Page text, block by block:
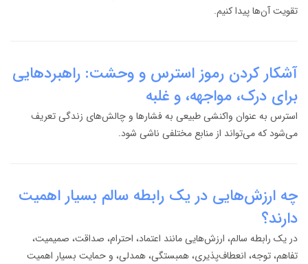
تقویت آن‌ها پیدا کنیم.
آشکار کردن رموز استرس و وحشت: راهبردهایی
برای درک، مواجهه، و غلبه
استرس به عنوان واکنشی طبیعی به فشارها و چالش‌های زندگی تعریف
می‌شود که می‌تواند از منابع مختلفی ناشی شود.
چه ارزش‌هایی در یک رابطه سالم بسیار اهمیت
دارند؟
در یک رابطه سالم، ارزش‌هایی مانند اعتماد، احترام، صداقت، صمیمیت،
تفاهم، توجه، انعطاف‌پذیری، همبستگی، همدلی، و حمایت بسیار اهمیت